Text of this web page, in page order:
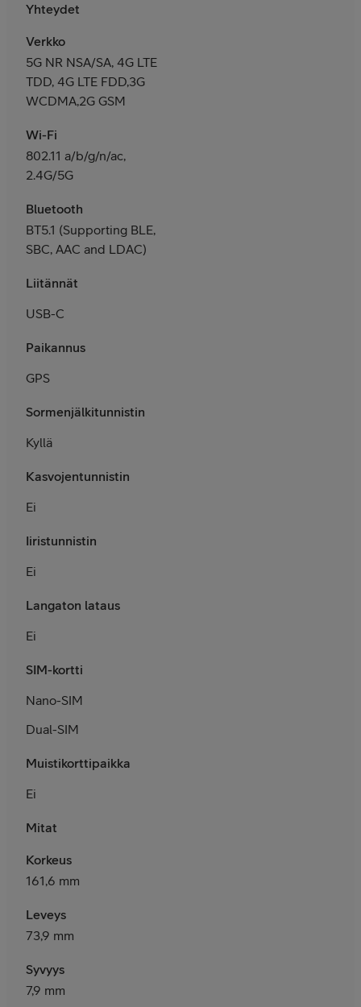
Yhteydet
Verkko
5G NR NSA/SA, 4G LTE
TDD, 4G LTE FDD,3G
WCDMA,2G GSM
Wi-Fi
802.11 a/b/g/n/ac,
2.4G/5G
Bluetooth
BT5.1 (Supporting BLE,
SBC, AAC and LDAC)
Liitännät
USB-C
Paikannus
GPS
Sormenjälkitunnistin
Kyllä
Kasvojentunnistin
Ei
Iiristunnistin
Ei
Langaton lataus
Ei
SIM-kortti
Nano-SIM
Dual-SIM
Muistikorttipaikka
Ei
Mitat
Korkeus
161,6 mm
Leveys
73,9 mm
Syvyys
7,9 mm